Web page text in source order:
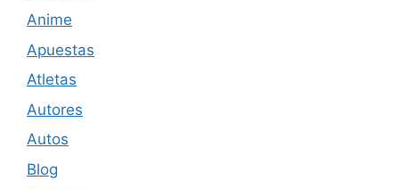
Anime
Apuestas
Atletas
Autores
Autos
Blog